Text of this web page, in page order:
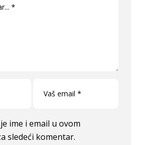
ime i email u ovom
sledeći komentar.